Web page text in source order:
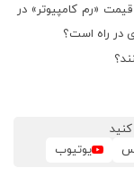
از جهش ۷۵ درصدی قیمت «رم کامپیوتر» در
در راه است؟
یوتیوب